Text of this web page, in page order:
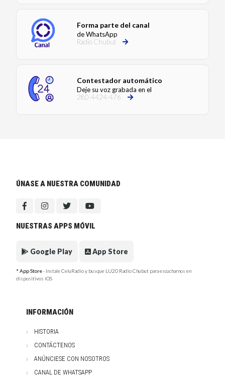
Forma parte del canal
de WhatsApp
Radio Chubut
Contestador automático
Deje su voz grabada en el
280-4424-476
ÚNASE A NUESTRA COMUNIDAD
NUESTRAS APPS MÓVIL
Google Play App Store
* App Store- Instale CeluRadio y busque LU20 Radio Chubut para escucharnos en
dispositivos iOS
INFORMACIÓN
HISTORIA
CONTÁCTENOS
ANÚNCIESE CON NOSOTROS
CANAL DE WHATSAPP